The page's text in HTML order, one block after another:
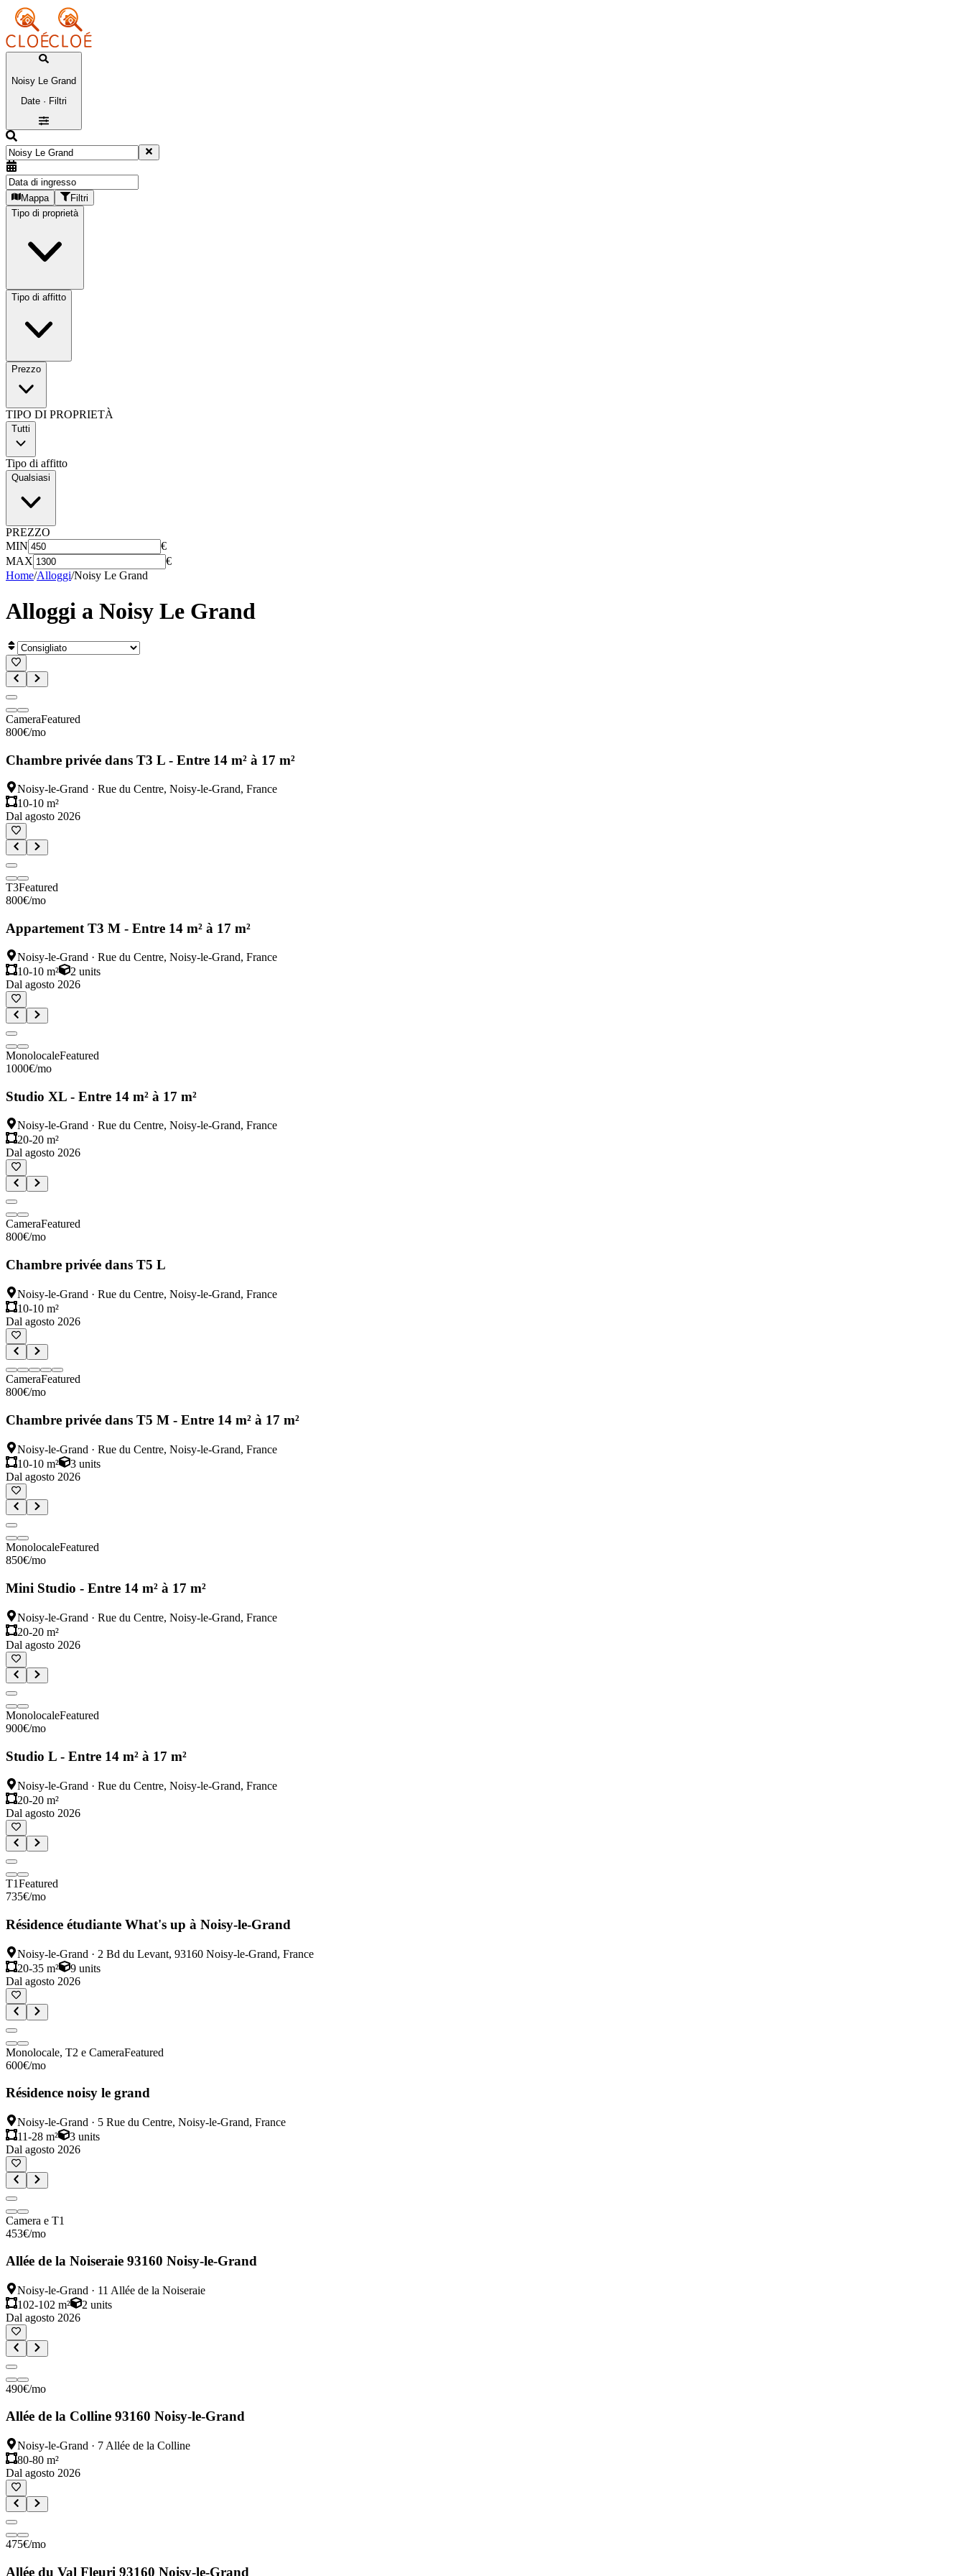
Noisy Le Grand
Date · Filtri
Mappa
Filtri
Tipo di proprietà
Tipo di affitto
Prezzo
TIPO DI PROPRIETÀ
Tutti
Tipo di affitto
Qualsiasi
PREZZO
MIN
€
MAX
€
Home/Alloggi/Noisy Le Grand
Alloggi a Noisy Le Grand
CameraFeatured
800€/mo
Chambre privée dans T3 L - Entre 14 m² à 17 m²
Noisy-le-Grand · Rue du Centre, Noisy-le-Grand, France
10-10 m²
Dal agosto 2026
T3Featured
800€/mo
Appartement T3 M - Entre 14 m² à 17 m²
Noisy-le-Grand · Rue du Centre, Noisy-le-Grand, France
10-10 m²
2 units
Dal agosto 2026
MonolocaleFeatured
1000€/mo
Studio XL - Entre 14 m² à 17 m²
Noisy-le-Grand · Rue du Centre, Noisy-le-Grand, France
20-20 m²
Dal agosto 2026
CameraFeatured
800€/mo
Chambre privée dans T5 L
Noisy-le-Grand · Rue du Centre, Noisy-le-Grand, France
10-10 m²
Dal agosto 2026
CameraFeatured
800€/mo
Chambre privée dans T5 M - Entre 14 m² à 17 m²
Noisy-le-Grand · Rue du Centre, Noisy-le-Grand, France
10-10 m²
3 units
Dal agosto 2026
MonolocaleFeatured
850€/mo
Mini Studio - Entre 14 m² à 17 m²
Noisy-le-Grand · Rue du Centre, Noisy-le-Grand, France
20-20 m²
Dal agosto 2026
MonolocaleFeatured
900€/mo
Studio L - Entre 14 m² à 17 m²
Noisy-le-Grand · Rue du Centre, Noisy-le-Grand, France
20-20 m²
Dal agosto 2026
T1Featured
735€/mo
Résidence étudiante What's up à Noisy-le-Grand
Noisy-le-Grand · 2 Bd du Levant, 93160 Noisy-le-Grand, France
20-35 m²
9 units
Dal agosto 2026
Monolocale, T2 e CameraFeatured
600€/mo
Résidence noisy le grand
Noisy-le-Grand · 5 Rue du Centre, Noisy-le-Grand, France
11-28 m²
3 units
Dal agosto 2026
Camera e T1
453€/mo
Allée de la Noiseraie 93160 Noisy-le-Grand
Noisy-le-Grand · 11 Allée de la Noiseraie
102-102 m²
2 units
Dal agosto 2026
490€/mo
Allée de la Colline 93160 Noisy-le-Grand
Noisy-le-Grand · 7 Allée de la Colline
80-80 m²
Dal agosto 2026
475€/mo
Allée du Val Fleuri 93160 Noisy-le-Grand